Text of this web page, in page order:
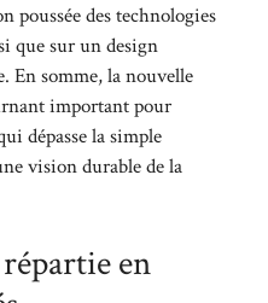
poussée des technologies
que sur un design
En somme, la nouvelle
important pour
dépasse la simple
vision durable de la
en